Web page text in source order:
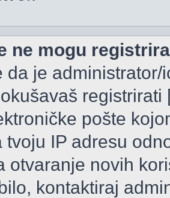
ne mogu
da je
pošte
tvoju IP adresu
otvaranje novih
kontaktiraj